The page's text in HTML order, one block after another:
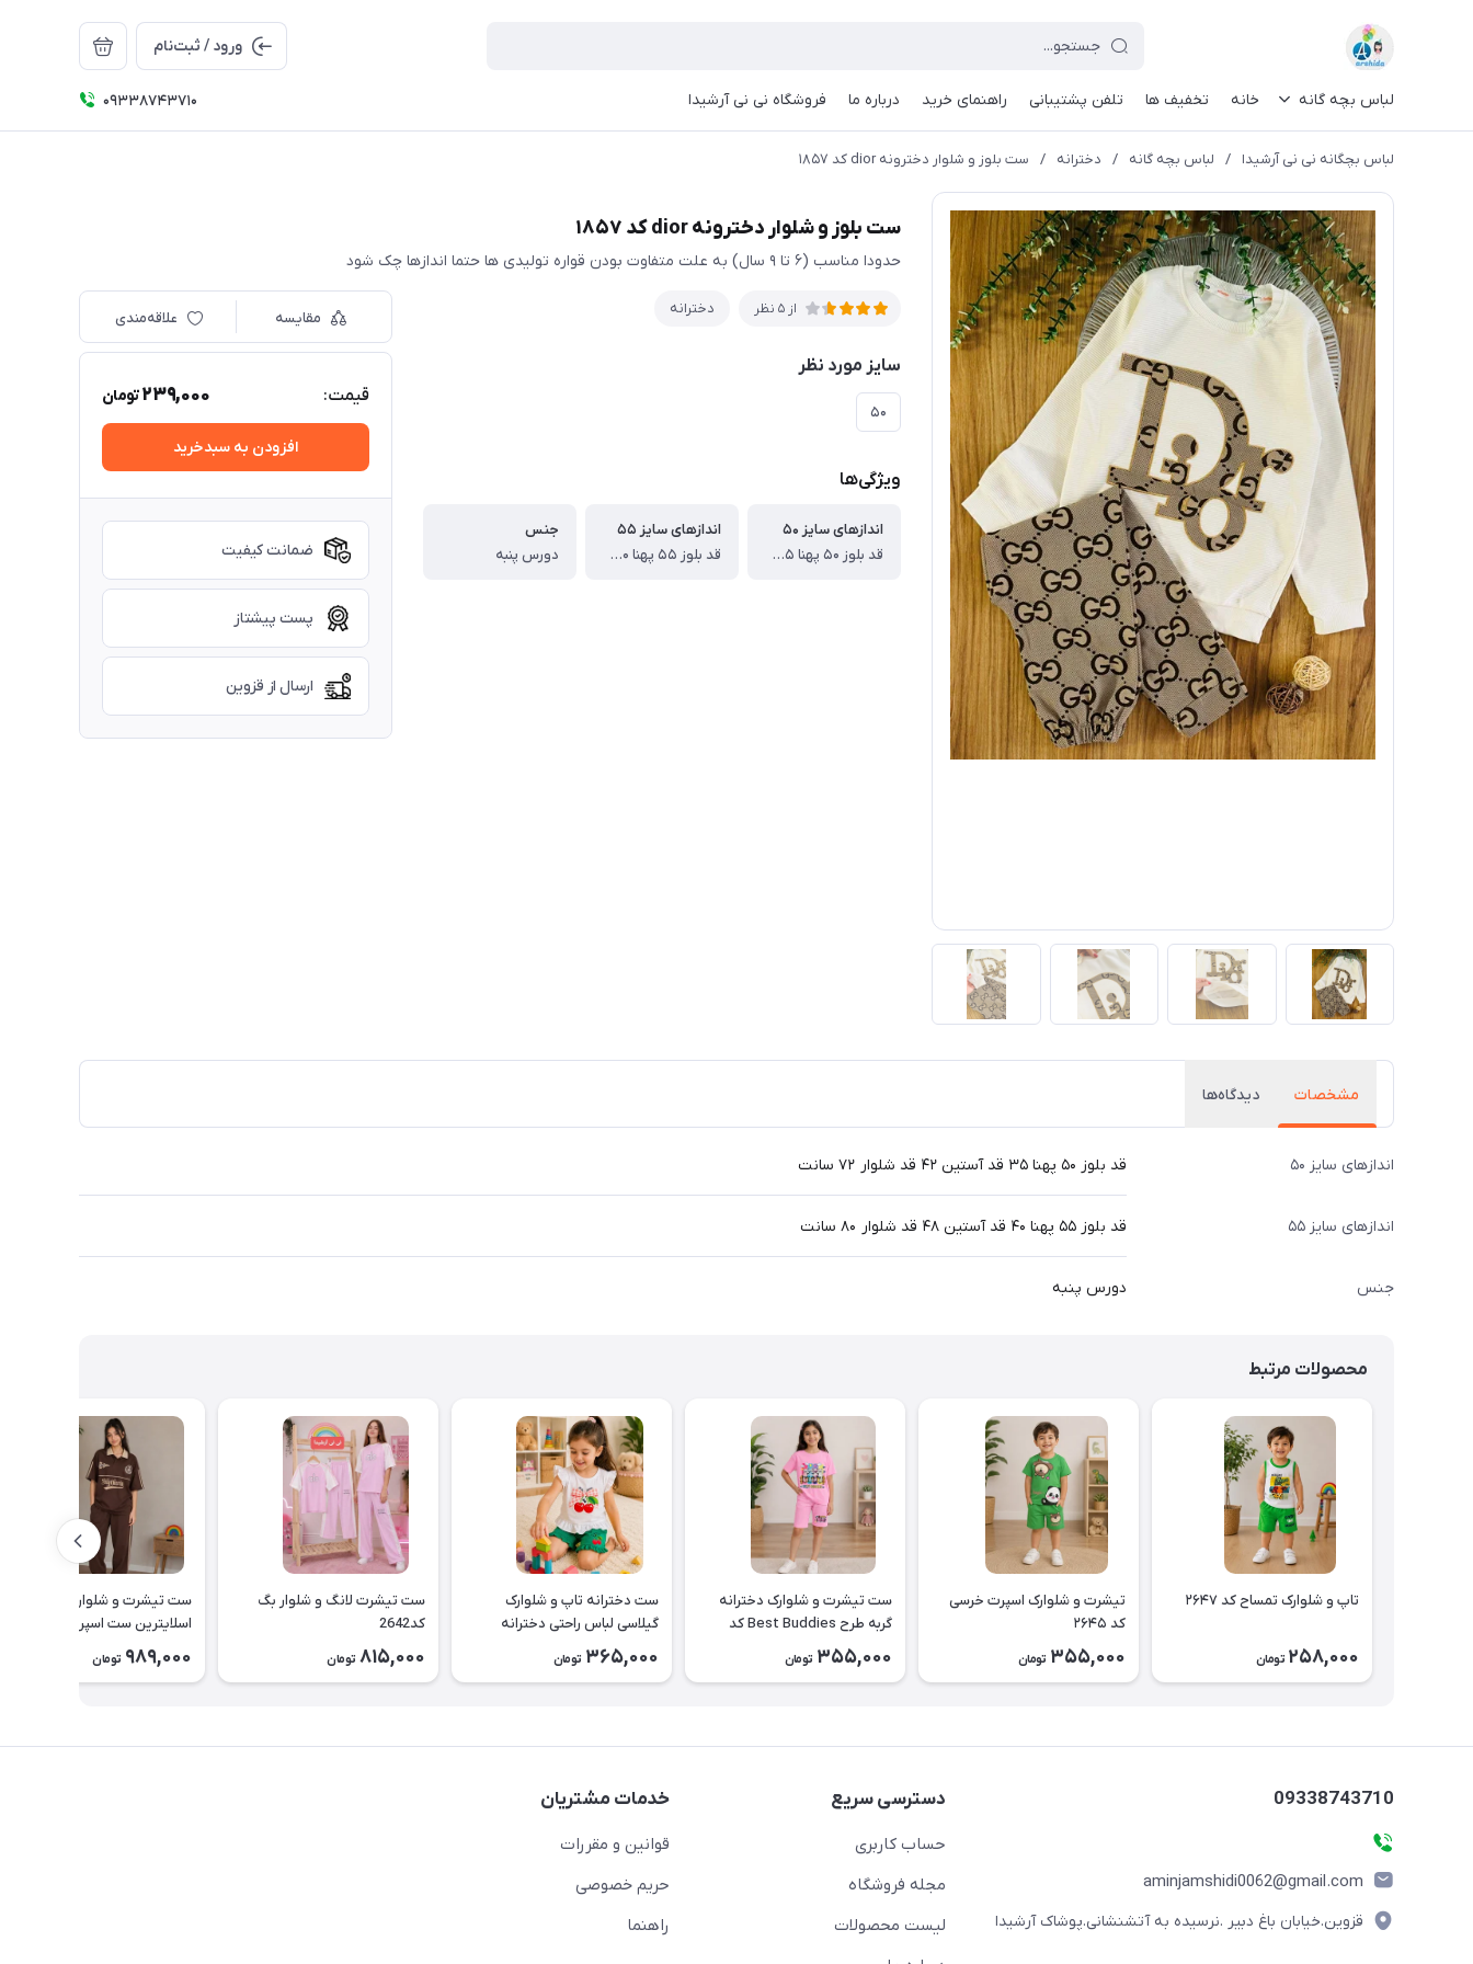
ورود / ثبت‌نام
لباس بچه گانه خانه تخفیف ها تلفن پشتیبانی راهنمای خرید درباره ما فروشگاه نی نی آرشیدا 09338743710
لباس بچگانه نی نی آرشیدا / لباس بچه گانه / دخترانه / ست بلوز و شلوار دخترونه dior کد ۱۸۵۷
ست بلوز و شلوار دخترونه dior کد ۱۸۵۷
حدودا مناسب (۶ تا ۹ سال) به علت متفاوت بودن قواره تولیدی ها حتما اندازها چک شود
از 5 نظر دخترانه
سایز مورد نظر
۵۰
ویژگی‌ها
اندازهای سایز ۵۰
قد بلوز ۵۰ پهنا ۳۵ قد آستین ۴۲ قد شلوار ۷۲ سانت
اندازهای سایز ۵۵
قد بلوز ۵۵ پهنا ۴۰ قد آستین ۴۸ قد شلوار ۸۰ سانت
جنس
دورس پنبه
مقایسه علاقه‌مندی
قیمت: 239,000تومان
افزودن به سبدخرید
ضمانت کیفیت
پست پیشتاز
ارسال از قزوین
مشخصات دیدگاه‌ها
اندازهای سایز ۵۰ قد بلوز ۵۰ پهنا ۳۵ قد آستین ۴۲ قد شلوار ۷۲ سانت
اندازهای سایز ۵۵ قد بلوز ۵۵ پهنا ۴۰ قد آستین ۴۸ قد شلوار ۸۰ سانت
جنس دورس پنبه
محصولات مرتبط
تاپ و شلوارک تمساح کد ۲۶۴۷
258,000 تومان
تیشرت و شلوارک اسپرت خرسی
کد ۲۶۴۵
355,000 تومان
ست تیشرت و شلوارک دخترانه
گربه طرح Best Buddies کد
355,000 تومان
ست دخترانه تاپ و شلوارک
گیلاسی لباس راحتی دخترانه
365,000 تومان
ست تیشرت لانگ و شلوار بگ
کد2642
815,000 تومان
ست تیشرت و شلوار بگ دخترانه
اسلایترین ست اسپرت نوجوان
989,000 تومان
09338743710
aminjamshidi0062@gmail.com
قزوین.خیابان باغ دبیر .نرسیده به آتشنشانی.پوشاک آرشیدا
دسترسی سریع
حساب کاربری
مجله فروشگاه
لیست محصولات
خدمات مشتریان
قوانین و مقررات
حریم خصوصی
راهنما